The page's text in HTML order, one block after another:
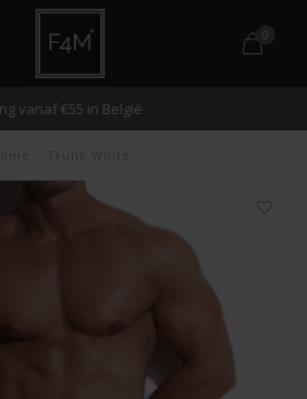
0
verzending binnen 48 uur